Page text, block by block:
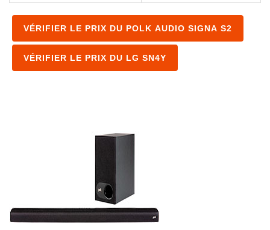
VÉRIFIER LE PRIX DU POLK AUDIO SIGNA S2
VÉRIFIER LE PRIX DU LG SN4Y